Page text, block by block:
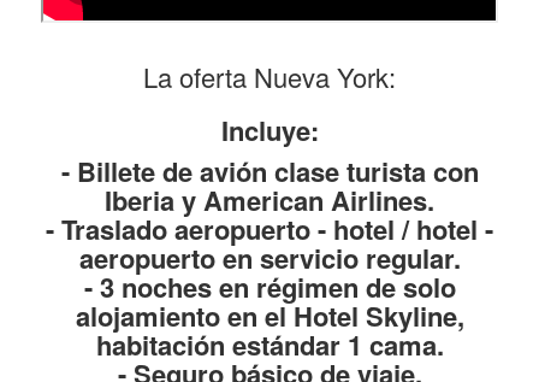
La oferta Nueva York:
Incluye:
- Billete de avión clase turista con
Iberia y American Airlines.
- Traslado aeropuerto - hotel / hotel -
aeropuerto en servicio regular.
- 3 noches en régimen de solo
alojamiento en el Hotel Skyline,
habitación estándar 1 cama.
- Seguro básico de viaje.